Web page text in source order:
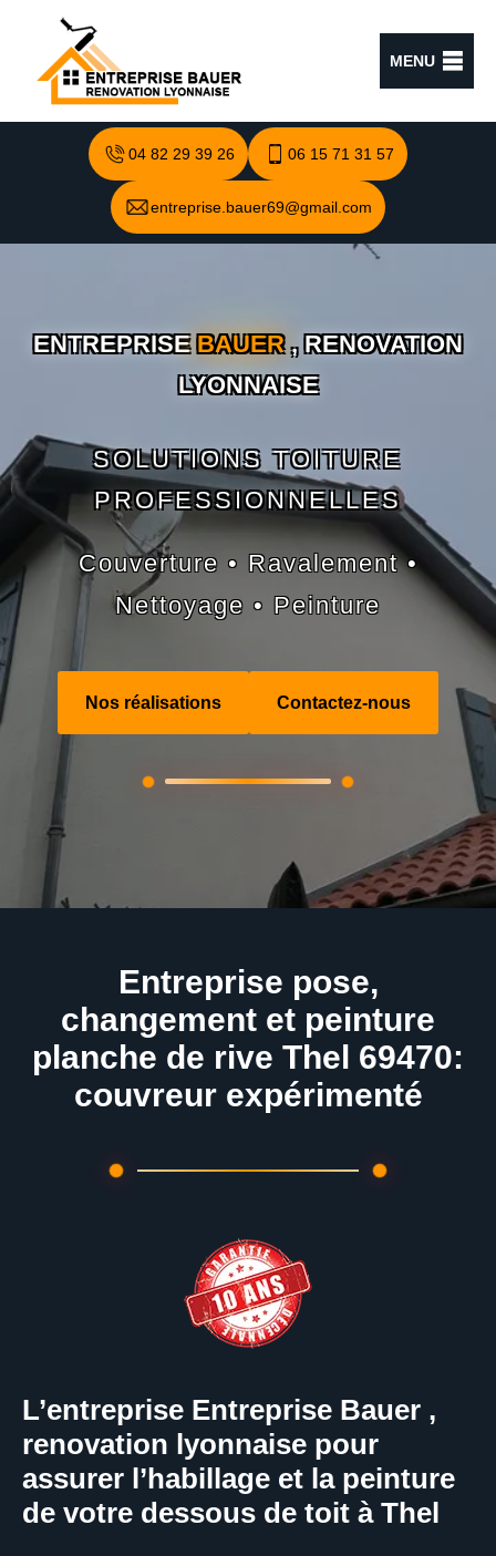
MENU
04 82 29 39 26 06 15 71 31 57
entreprise.bauer69@gmail.com
ENTREPRISEBAUER, RENOVATION
LYONNAISE
SOLUTIONS TOITURE
PROFESSIONNELLES
Couverture • Ravalement •
Nettoyage • Peinture
Nos réalisations Contactez-nous
Entreprise pose,
changement et peinture
planche de rive Thel 69470:
couvreur expérimenté
L’entreprise Entreprise Bauer ,
renovation lyonnaise pour
assurer l’habillage et la peinture
de votre dessous de toit à Thel